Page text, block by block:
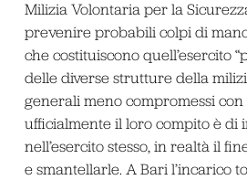
Milizia Volontaria per la
prevenire probabili colpi di
che costituiscono quell’esercito
delle diverse strutture della
generali meno compromessi
ufficialmente il loro compito è di
nell’esercito stesso, in realtà il
e smantellarle. A Bari l’incarico